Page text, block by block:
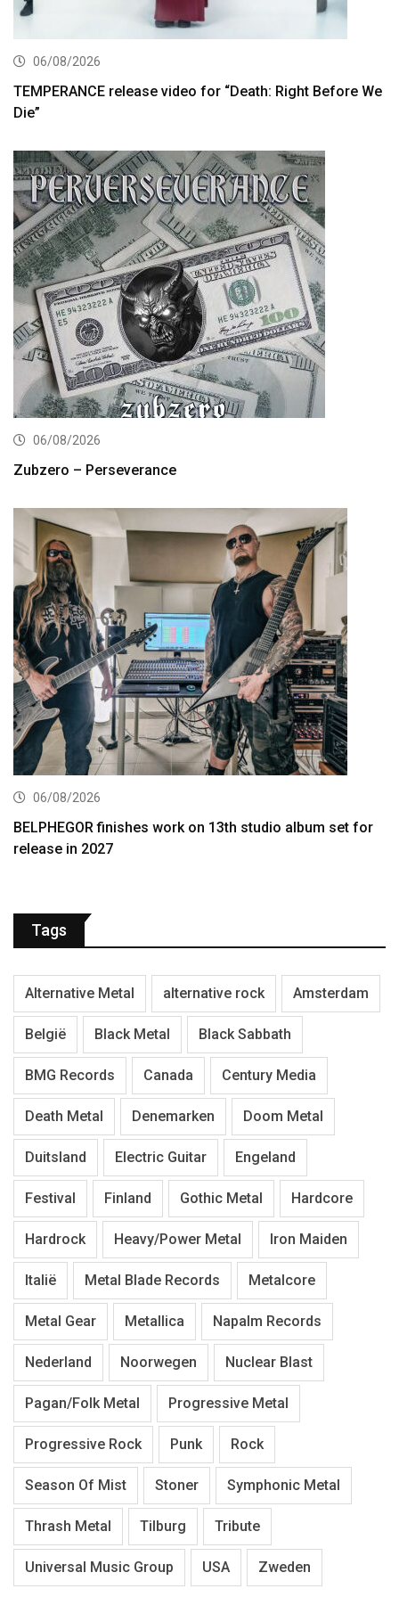
06/08/2026
TEMPERANCE release video for “Death: Right Before We
Die”
06/08/2026
Zubzero – Perseverance
06/08/2026
BELPHEGOR finishes work on 13th studio album set for
release in 2027
Tags
Alternative Metal alternative rock Amsterdam
België Black Metal Black Sabbath
BMG Records Canada Century Media
Death Metal Denemarken Doom Metal
Duitsland Electric Guitar Engeland
Festival Finland Gothic Metal Hardcore
Hardrock Heavy/Power Metal Iron Maiden
Italië Metal Blade Records Metalcore
Metal Gear Metallica Napalm Records
Nederland Noorwegen Nuclear Blast
Pagan/Folk Metal Progressive Metal
Progressive Rock Punk Rock
Season Of Mist Stoner Symphonic Metal
Thrash Metal Tilburg Tribute
Universal Music Group USA Zweden